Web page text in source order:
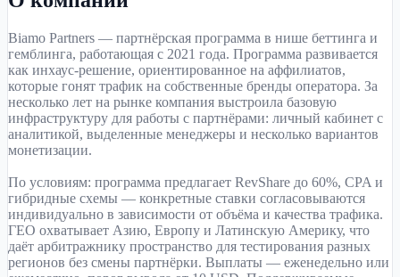
Biamo Partners — партнёрская программа в нише беттинга и
гемблинга, работающая с 2021 года. Программа развивается
как инхаус-решение, ориентированное на аффилиатов,
которые гонят трафик на собственные бренды оператора. За
несколько лет на рынке компания выстроила базовую
инфраструктуру для работы с партнёрами: личный кабинет с
аналитикой, выделенные менеджеры и несколько вариантов
монетизации.
По условиям: программа предлагает RevShare до 60%, CPA и
гибридные схемы — конкретные ставки согласовываются
индивидуально в зависимости от объёма и качества трафика.
ГЕО охватывает Азию, Европу и Латинскую Америку, что
даёт арбитражнику пространство для тестирования разных
регионов без смены партнёрки. Выплаты — еженедельно или